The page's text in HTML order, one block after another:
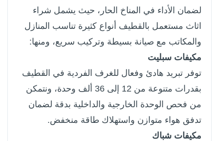
لضمان الأداء في المناخ الحار، حيث يشمل شراء
اثاث مستعمل بالقطيف أنواع كثيرة تناسب المنازل
والمكاتب مع صيانة بسيطة وتركيب سريع، ومنها:
مكيفات سبليت
توفر تبريد هادئ وفعال للغرف الفردية في القطيف
بقدرات متنوعة من 12 إلى 36 ألف وحدة، ونتمكن
من فحص الوحدة الخارجية والداخلية بدقة لضمان
تدفق هواء متوازن واستهلاك طاقة منخفض.
مكيفات شباك